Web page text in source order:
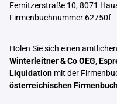
Fernitzerstraße 10, 8071
Firmenbuchnummer 62750f
Holen Sie sich einen amtlichen
Winterleitner & Co OEG,
Liquidation mit der
österreichischen